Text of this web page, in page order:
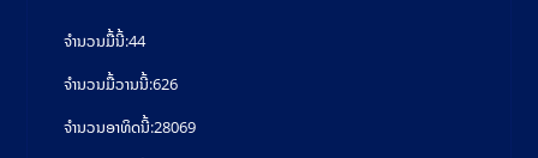
ຈໍານວນມື້ນີ້:44
ຈໍານວນມື້ວານນີ້:626
ຈໍານວນອາທິດນີ້:28069